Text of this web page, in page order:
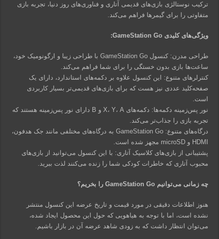
ترکیب نوستالژی بازی‌های قدیمی آتاری و فناوری‌های روز دنیا، تجربه بازی
متفاوتی را برای گیمرها فراهم می‌کند.
ویژگی‌های کلیدی GameStation Go:
طراحی مدرن: کنسول GameStation Go با طراحی زیبا و ارگونومیک خود،
ساعت‌ها بازی بدون خستگی را برای شما فراهم می‌کند.
کنترلرهای متنوع: این کنسول علاوه بر دکمه‌های استاندارد، دارای یک
صفحه‌کلید عددی نیز هست که برای بازی‌های قدیمی‌تر بسیار کاربردی
است.
نور پس‌زمینه دکمه‌ها: دکمه‌های X، Y، A و B دارای نور پس‌زمینه هستند که
تجربه بازی را جذاب‌تر می‌کند.
درگاه‌های متنوع: GameStation Go به درگاه‌های مختلفی مانند جک هدفون،
HDMI و microSD مجهز شده است.
پشتیبانی از بازی‌های کلاسیک آتاری: با این کنسول می‌توانید از بازی‌های
محبوب آتاری که خاطرات کودکی شما را زنده می‌کنند لذت ببرید.
چه زمانی می‌توانیم GameStation Go را بخریم؟
هنوز اطلاعات دقیقی در مورد قیمت و تاریخ عرضه این کنسول منتشر
نشده است، اما با توجه به هیاهویی که حول این محصول ایجاد شده،
می‌توان انتظار داشت که به زودی شاهد عرضه آن در بازار باشیم.